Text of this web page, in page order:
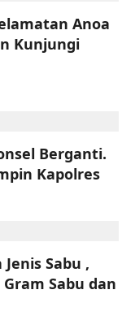
Anoa
Kunjungi
Berganti.
Kapolres
Sabu ,
Sabu dan